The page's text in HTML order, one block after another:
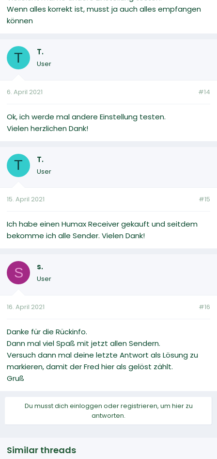
Wenn alles korrekt ist, musst ja auch alles empfangen
können
T T.
User
6. April 2021 #14
Ok, ich werde mal andere Einstellung testen.
Vielen herzlichen Dank!
T T.
User
15. April 2021 #15
Ich habe einen Humax Receiver gekauft und seitdem
bekomme ich alle Sender. Vielen Dank!
S s.
User
16. April 2021 #16
Danke für die Rückinfo.
Dann mal viel Spaß mit jetzt allen Sendern.
Versuch dann mal deine letzte Antwort als Lösung zu
markieren, damit der Fred hier als gelöst zählt.
Gruß
Du musst dich einloggen oder registrieren, um hier zu
antworten.
Similar threads